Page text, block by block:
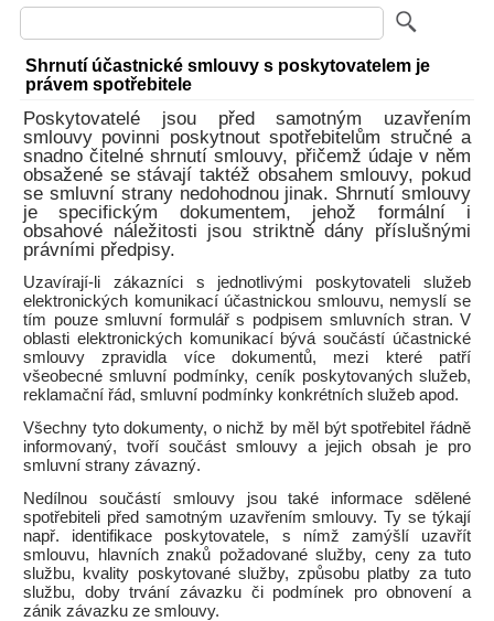
Shrnutí účastnické smlouvy s poskytovatelem je
právem spotřebitele
Poskytovatelé jsou před samotným uzavřením
smlouvy povinni poskytnout spotřebitelům stručné a
snadno čitelné shrnutí smlouvy, přičemž údaje v něm
obsažené se stávají taktéž obsahem smlouvy, pokud
se smluvní strany nedohodnou jinak. Shrnutí smlouvy
je specifickým dokumentem, jehož formální i
obsahové náležitosti jsou striktně dány příslušnými
právními předpisy.
Uzavírají-li zákazníci s jednotlivými poskytovateli služeb
elektronických komunikací účastnickou smlouvu, nemyslí se
tím pouze smluvní formulář s podpisem smluvních stran. V
oblasti elektronických komunikací bývá součástí účastnické
smlouvy zpravidla více dokumentů, mezi které patří
všeobecné smluvní podmínky, ceník poskytovaných služeb,
reklamační řád, smluvní podmínky konkrétních služeb apod.
Všechny tyto dokumenty, o nichž by měl být spotřebitel řádně
informovaný, tvoří součást smlouvy a jejich obsah je pro
smluvní strany závazný.
Nedílnou součástí smlouvy jsou také informace sdělené
spotřebiteli před samotným uzavřením smlouvy. Ty se týkají
např. identifikace poskytovatele, s nímž zamýšlí uzavřít
smlouvu, hlavních znaků požadované služby, ceny za tuto
službu, kvality poskytované služby, způsobu platby za tuto
službu, doby trvání závazku či podmínek pro obnovení a
zánik závazku ze smlouvy.